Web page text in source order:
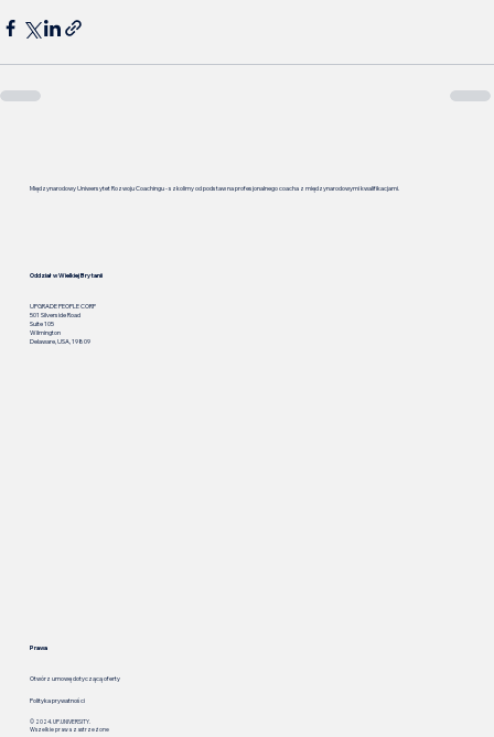
Międzynarodowy Uniwersytet Rozwoju Coachingu - szkolimy od podstaw na profesjonalnego coacha z międzynarodowymi kwalifikacjami.
Oddział w Wielkiej Brytanii
UPGRADE PEOPLE CORP
501 Silverside Road
Suite 105
Wilmington
Delaware, USA, 19809
Prawa
Otwórz umowę dotyczącą oferty
Polityka prywatności
© 2024. UP.UNIVERSITY.
Wszelkie prawa zastrzeżone